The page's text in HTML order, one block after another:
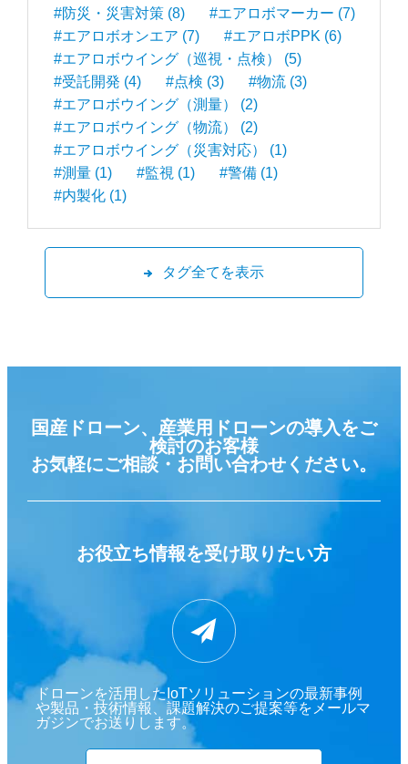
#防災・災害対策 (8)
#エアロボマーカー (7)
#エアロボオンエア (7)
#エアロボPPK (6)
#エアロボウイング（巡視・点検） (5)
#受託開発 (4)
#点検 (3)
#物流 (3)
#エアロボウイング（測量） (2)
#エアロボウイング（物流） (2)
#エアロボウイング（災害対応） (1)
#測量 (1)
#監視 (1)
#警備 (1)
#内製化 (1)
タグ全てを表示
国産ドローン、産業用ドローンの導入をご
検討のお客様
お気軽にご相談・お問い合わせください。
お役立ち情報を受け取りたい方
ドローンを活用したIoTソリューションの最新事例
や製品・技術情報、課題解決のご提案等をメールマ
ガジンでお送りします。